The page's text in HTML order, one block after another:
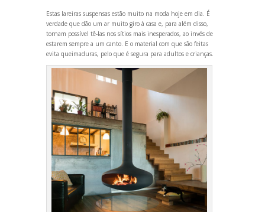
Estas lareiras suspensas estão muito na moda hoje em dia. É
verdade que dão um ar muito giro à casa e, para além disso,
tornam possível tê-las nos sítios mais inesperados, ao invés de
estarem sempre a um canto. E o material com que são feitas
evita queimaduras, pelo que é segura para adultos e crianças.